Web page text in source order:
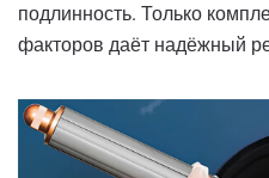
подлинность. Только
факторов даёт надёжный